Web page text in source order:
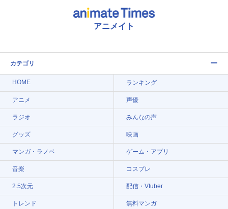
アニメイト
カテゴリ
HOME ランキング
アニメ 声優
ラジオ みんなの声
グッズ 映画
マンガ・ラノベ ゲーム・アプリ
音楽 コスプレ
2.5次元 配信・Vtuber
トレンド 無料マンガ